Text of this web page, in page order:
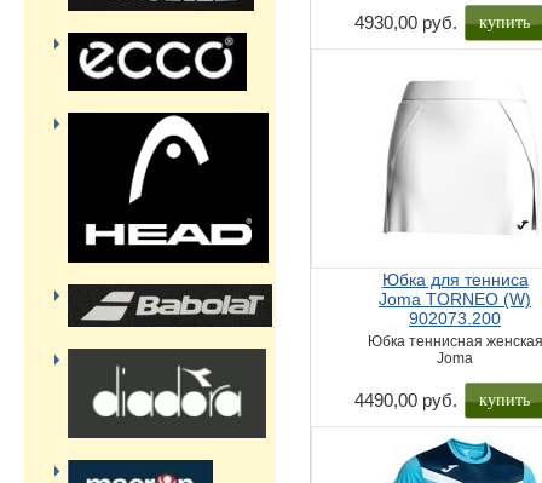
4930,00 руб. купить
Юбка для тенниса
Joma TORNEO (W)
902073.200
Юбка теннисная женская
Joma
4490,00 руб. купить